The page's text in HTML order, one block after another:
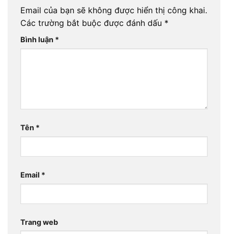
Email của bạn sẽ không được hiển thị công khai.
Các trường bắt buộc được đánh dấu *
Bình luận *
Tên *
Email *
Trang web